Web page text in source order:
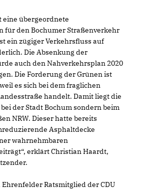
übergeordnete
für den Bochumer Straßenverkehr
ein zügiger Verkehrsfluss auf
Die Absenkung der
auch den Nahverkehrsplan 2020
Die Forderung der Grünen ist
es sich bei dem fraglichen
handelt. Damit liegt die
der Stadt Bochum sondern beim
NRW. Dieser hatte bereits
Asphaltdecke
wahrnehmbaren
erklärt Christian Haardt,
Ehrenfelder Ratsmitglied der CDU